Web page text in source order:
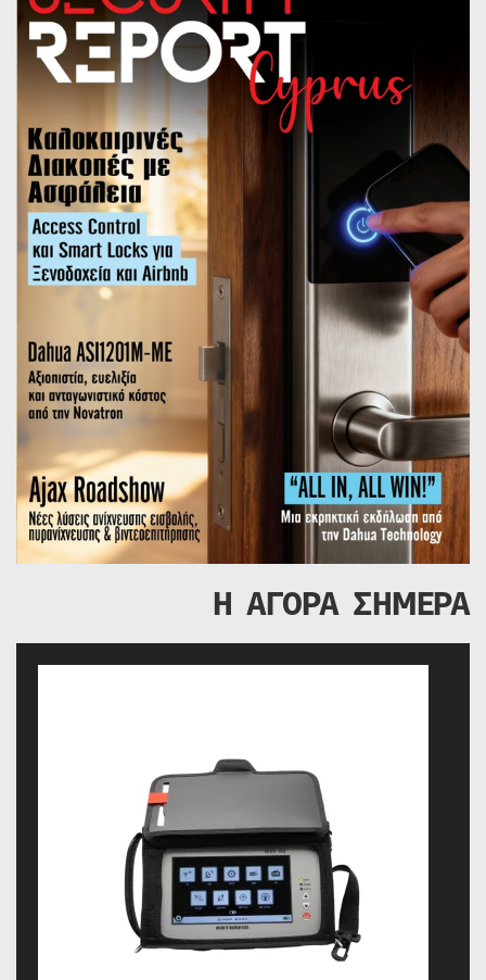
Η ΑΓΟΡΑ ΣΗΜΕΡΑ